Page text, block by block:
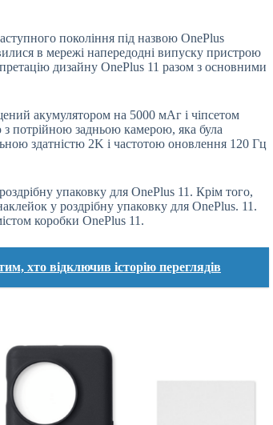
покоління під назвою OnePlus
в мережі напередодні випуску пристрою
дизайну OnePlus 11 разом з основними
акумулятором на 5000 мАг і чіпсетом
потрійною задньою камерою, яка була
здатністю 2K і частотою оновлення 120 Гц
упаковку для OnePlus 11. Крім того,
у роздрібну упаковку для OnePlus. 11.
коробки OnePlus 11.
хто відключив історію переглядів